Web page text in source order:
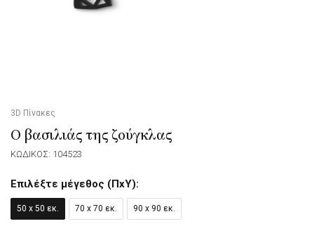
3D Πίνακες
Ο βασιλιάς της ζούγκλας
ΚΩΔΙΚΟΣ: 104523
Επιλέξτε μέγεθος (ΠxΥ):
50 x 50 εκ. 70 x 70 εκ. 90 x 90 εκ.